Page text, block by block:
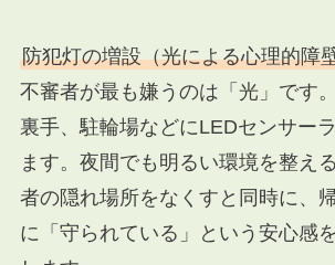
防犯灯の増設（光による心理的障
不審者が最も嫌うのは「光」です
裏手、駐輪場などにLEDセンサー
ます。夜間でも明るい環境を整え
者の隠れ場所をなくすと同時に、
に「守られている」という安心感